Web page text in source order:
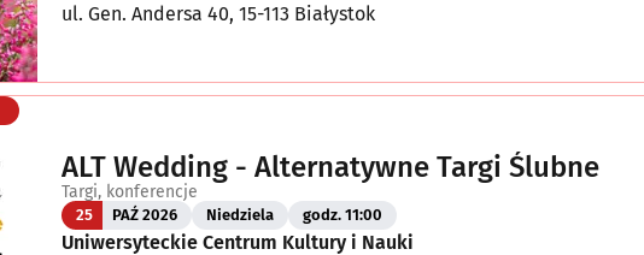
ul. Gen. Andersa 40, 15-113 Białystok
ALT Wedding - Alternatywne Targi Ślubne
Targi, konferencje
25 PAŹ 2026 Niedziela godz. 11:00
Uniwersyteckie Centrum Kultury i Nauki